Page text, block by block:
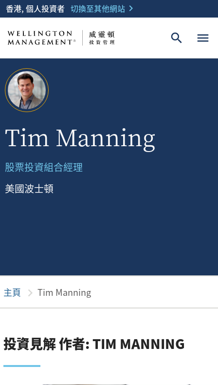
香港, 個人投資者 切換至其他網站 chevron_right
menu
search
Tim Manning
股票投資組合經理
美國波士頓
主頁 chevron_right Tim Manning
投資見解 作者: TIM MANNING